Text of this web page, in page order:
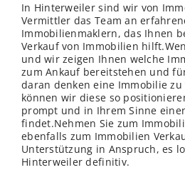
In Hinterweiler sind wir von
Vermittler das Team an
Immobilienmaklern, das Ihnen
Verkauf von Immobilien
und wir zeigen Ihnen welche
zum Ankauf bereitstehen und
daran denken eine Immobilie
können wir diese so
prompt und in Ihrem Sinne
findet.Nehmen Sie zum
ebenfalls zum Immobilien
Unterstützung in Anspruch, es
Hinterweiler definitiv.